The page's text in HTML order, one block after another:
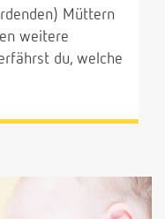
Müttern
weitere
du, welche